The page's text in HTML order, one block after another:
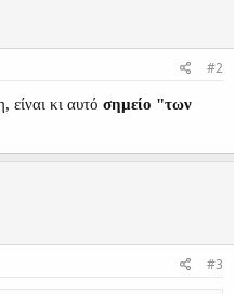
#2
είναι κι αυτό σημείο "των
#3